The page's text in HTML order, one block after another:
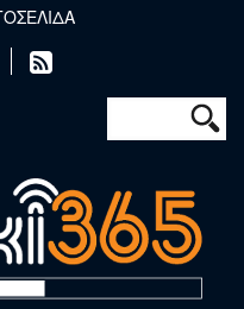
Φόρμα
Αναζήτηση